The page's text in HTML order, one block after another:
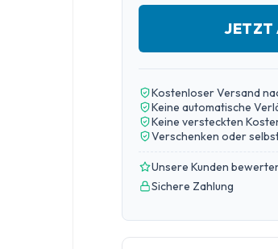
JETZT
Kostenloser Versand
Keine automatische
Keine versteckten
Verschenken oder
Unsere Kunden
Sichere Zahlung